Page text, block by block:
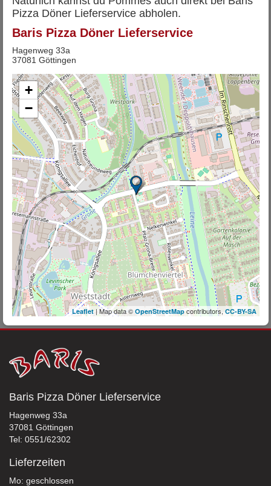
Pizza Döner Lieferservice abholen.
Baris Pizza Döner Lieferservice
Hagenweg 33a
37081 Göttingen
+
−
Leaflet| Map data © OpenStreetMapcontributors, CC-BY-SA
Baris Pizza Döner Lieferservice
Hagenweg 33a
37081 Göttingen
Tel: 0551/62302
Lieferzeiten
Mo: geschlossen